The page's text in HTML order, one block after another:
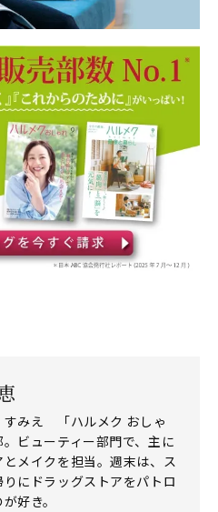
すみえ 「ハルメク おしゃ
ビューティー部門で、主に
とメイクを担当。週末は、ス
りにドラッグストアをパトロ
好き。